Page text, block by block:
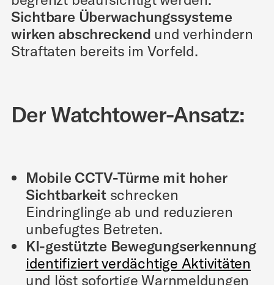
Sichtbare Überwachungssysteme
wirken abschreckend und verhindern
Straftaten bereits im Vorfeld.
Der Watchtower-Ansatz:
Mobile CCTV-Türme mit hoher
Sichtbarkeitschrecken
Eindringlinge ab und reduzieren
unbefugtes Betreten.
KI-gestützte Bewegungserkennung
identifiziert verdächtige Aktivitäten
und löst sofortige Warnmeldungen